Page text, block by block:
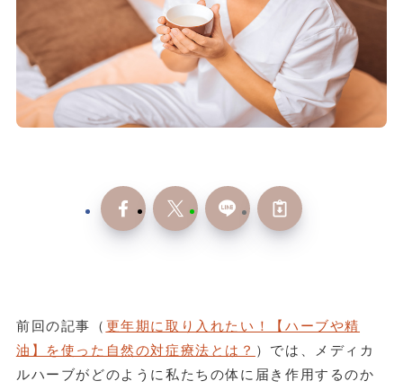
前回の記事（ 更年期に取り入れたい！【ハーブや精
油】を使った自然の対症療法とは？ ）では、メディカ
ルハーブがどのように私たちの体に届き作用するのか